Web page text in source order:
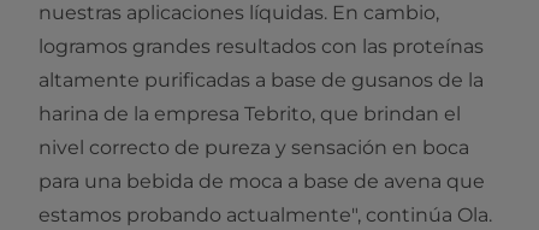
nuestras aplicaciones líquidas. En cambio,
logramos grandes resultados con las proteínas
altamente purificadas a base de gusanos de la
harina de la empresa Tebrito, que brindan el
nivel correcto de pureza y sensación en boca
para una bebida de moca a base de avena que
estamos probando actualmente", continúa Ola.